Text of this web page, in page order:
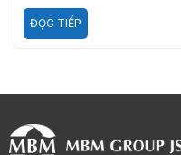
ĐỌC TIẾP